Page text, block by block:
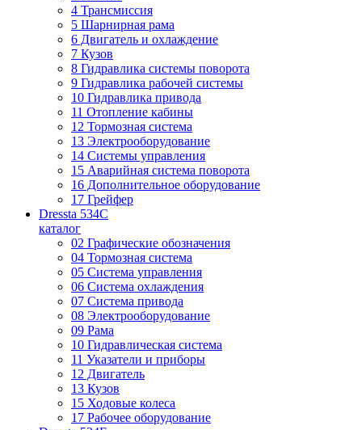
4 Трансмиссия
5 Шарнирная рама
6 Двигатель и охлаждение
7 Кузов
8 Гидравлика системы поворота
9 Гидравлика рабочей системы
10 Гидравлика привода
11 Отопление кабины
12 Тормозная система
13 Электрооборудование
14 Системы управления
15 Аварийная система поворота
16 Дополнительное оборудование
17 Грейфер
Dressta 534C
каталог
02 Графические обозначения
04 Тормозная система
05 Система управления
06 Система охлаждения
07 Система привода
08 Электрооборудование
09 Рама
10 Гидравлическая система
11 Указатели и приборы
12 Двигатель
13 Кузов
15 Ходовые колеса
17 Рабочее оборудование